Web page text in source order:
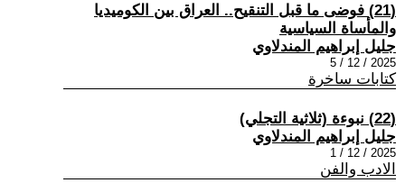
(21) فوضى ما قبل التنقيح.. العراق بين الكوميديا
والمأساة السياسية
جليل إبراهيم المندلاوي
2025 / 12 / 5
كتابات ساخرة
(22) نبوءة (ثلاثية التجلي)
جليل إبراهيم المندلاوي
2025 / 12 / 1
الادب والفن